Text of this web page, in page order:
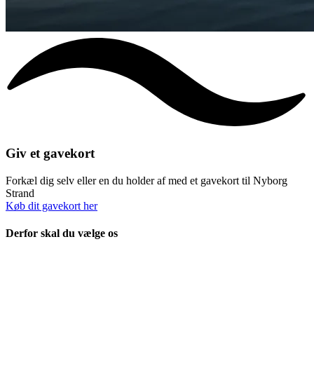
Giv et gavekort
Forkæl dig selv eller en du holder af med et gavekort til Nyborg
Strand
Køb dit gavekort her
Derfor skal du vælge os